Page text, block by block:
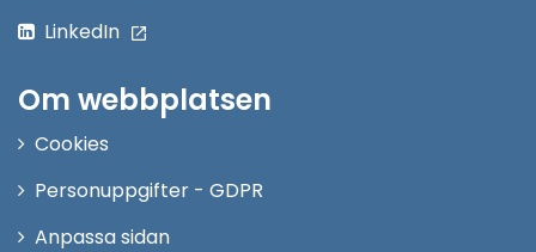
LinkedIn
Om webbplatsen
Cookies
Personuppgifter - GDPR
Anpassa sidan